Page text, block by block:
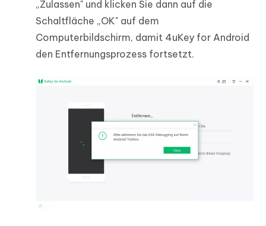
„Zulassen" und klicken Sie dann auf die
Schaltfläche „OK" auf dem
Computerbildschirm, damit 4uKey for Android
den Entfernungsprozess fortsetzt.